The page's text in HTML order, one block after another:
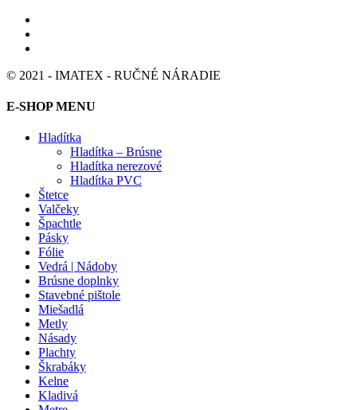
© 2021 - IMATEX - RUČNÉ NÁRADIE
E-SHOP MENU
Hladítka
Hladítka – Brúsne
Hladítka nerezové
Hladítka PVC
Štetce
Valčeky
Špachtle
Pásky
Fólie
Vedrá | Nádoby
Brúsne doplnky
Stavebné pištole
Miešadlá
Metly
Násady
Plachty
Škrabáky
Kelne
Kladivá